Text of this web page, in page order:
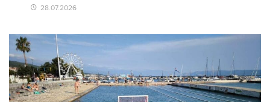
28.07.2026